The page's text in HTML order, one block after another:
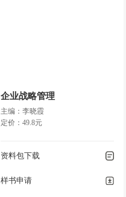
企业战略管理
主编：李晓霞
定价：49.8元
资料包下载
样书申请